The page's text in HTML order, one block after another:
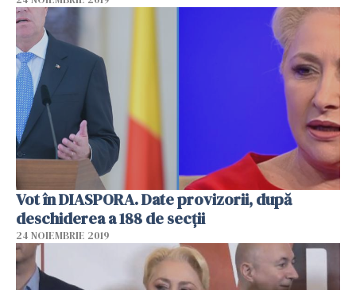
Vot în DIASPORA. Date provizorii, după
deschiderea a 188 de secții
24 NOIEMBRIE 2019